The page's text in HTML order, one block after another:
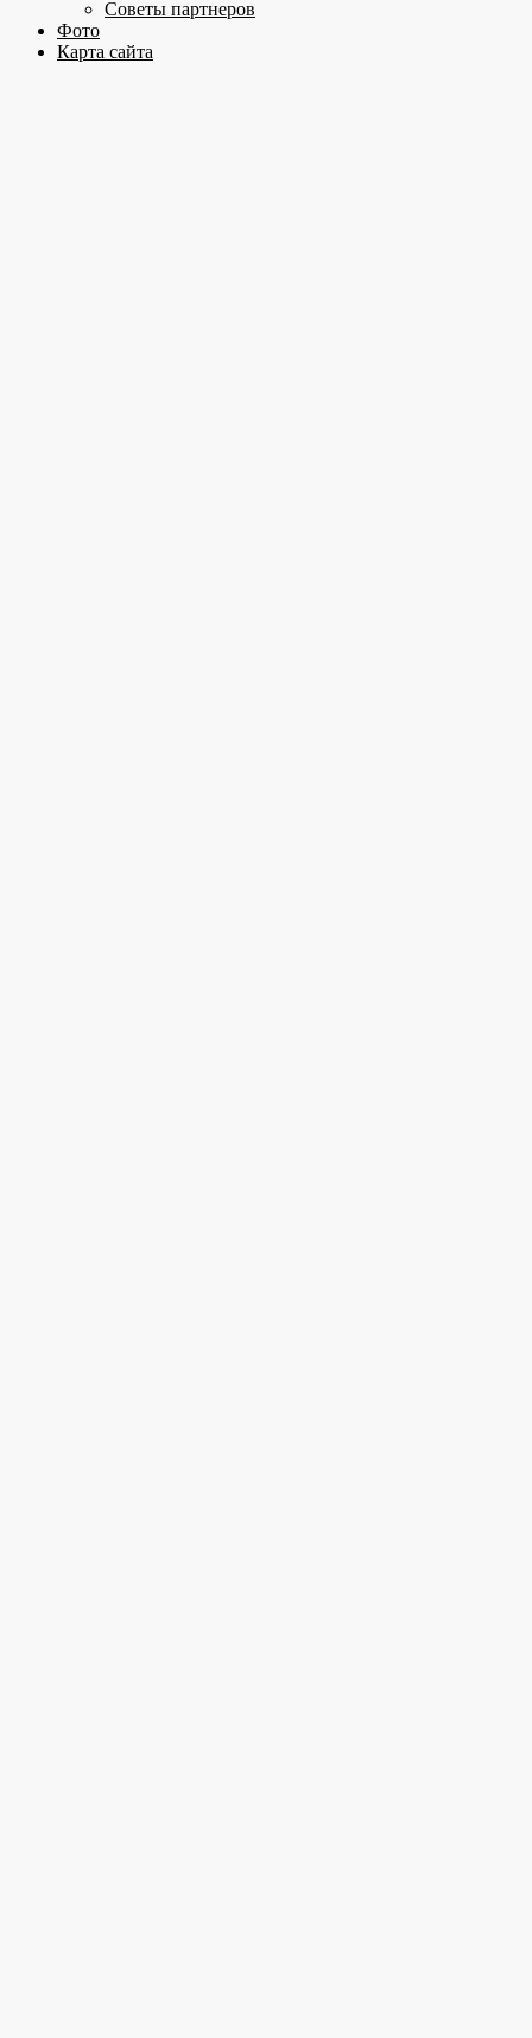
Советы партнеров
Фото
Карта сайта